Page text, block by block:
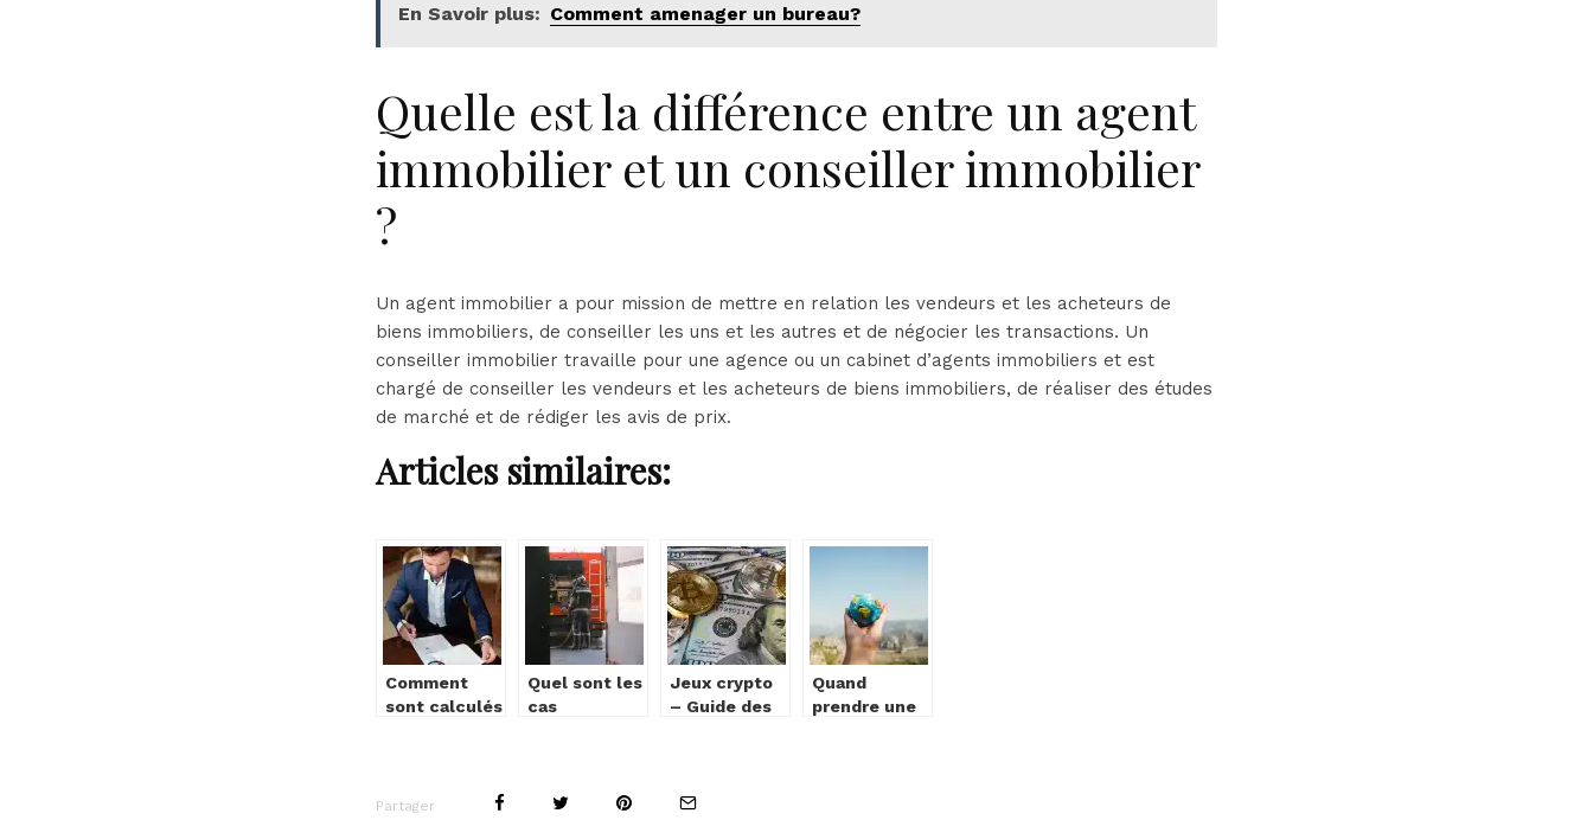
En Savoir plus: Comment amenager un bureau?
Quelle est la différence entre un agent
immobilier et un conseiller immobilier
?
Un agent immobilier a pour mission de mettre en relation les vendeurs et les acheteurs de
biens immobiliers, de conseiller les uns et les autres et de négocier les transactions. Un
conseiller immobilier travaille pour une agence ou un cabinet d’agents immobiliers et est
chargé de conseiller les vendeurs et les acheteurs de biens immobiliers, de réaliser des études
de marché et de rédiger les avis de prix.
Articles similaires:
Comment
sont calculés
Quel sont les
cas
Jeux crypto
– Guide des
Quand
prendre une
Partager